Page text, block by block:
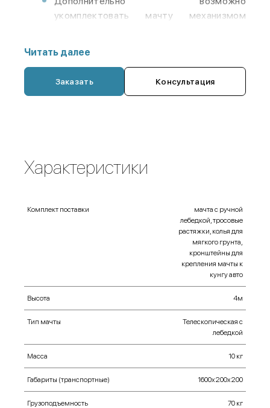
укомплектовать мачту механизмом
Читать далее
Заказать Консультация
Характеристики
Комплект поставки
мачта с ручной
лебедкой, тросовые
растяжки, колья для
мягкого грунта,
кронштейны для
крепления мачты к
кунгу авто
Высота 4м
Тип мачты
Телескопическая с
лебедкой
Масса 10 кг
Габариты (транспортные) 1600х200х200
Грузоподъемность 70 кг